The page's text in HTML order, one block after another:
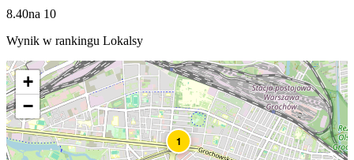
8.40na 10
Wynik w rankingu Lokalsy
1
+
−